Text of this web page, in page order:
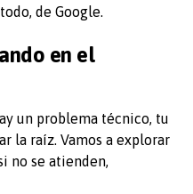
de Google.
en el
un problema técnico, tu
la raíz. Vamos a explorar
no se atienden,